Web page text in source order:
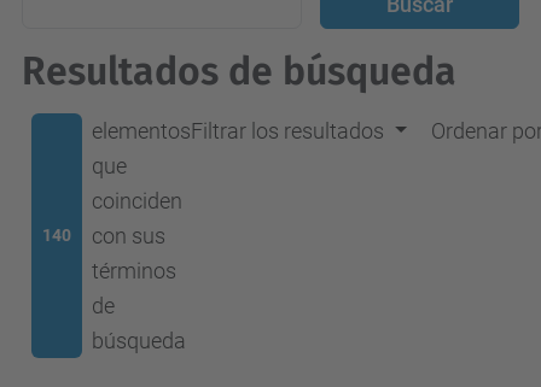
Resultados de búsqueda
140
elementos
que
coinciden
con sus
términos
de
búsqueda
Filtrar los resultados Ordenar